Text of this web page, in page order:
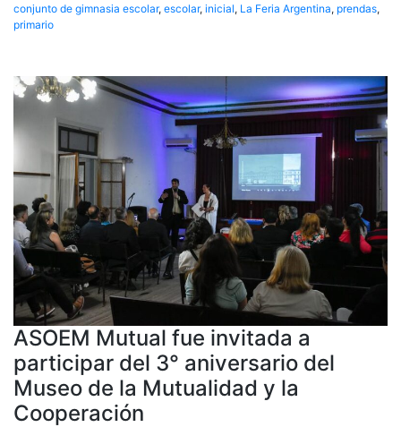
conjunto de gimnasia escolar, escolar, inicial, La Feria Argentina, prendas,
primario
ASOEM Mutual fue invitada a
participar del 3° aniversario del
Museo de la Mutualidad y la
Cooperación